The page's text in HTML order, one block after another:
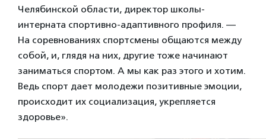
Челябинской области, директор школы-
интерната спортивно-адаптивного профиля. —
На соревнованиях спортсмены общаются между
собой, и, глядя на них, другие тоже начинают
заниматься спортом. А мы как раз этого и хотим.
Ведь спорт дает молодежи позитивные эмоции,
происходит их социализация, укрепляется
здоровье».